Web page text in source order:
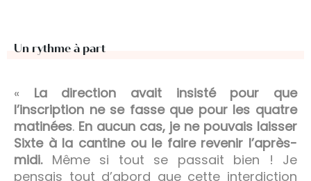
Un rythme à part
« La direction avait insisté pour que
l’inscription ne se fasse que pour les quatre
matinées. En aucun cas, je ne pouvais laisser
Sixte à la cantine ou le faire revenir l’après-
midi.Même si tout se passait bien ! Je
pensais tout d’abord que cette interdiction